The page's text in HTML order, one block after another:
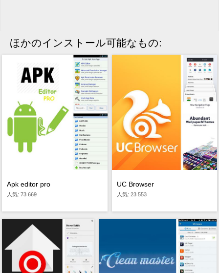
ほかのインストール可能なもの:
Apk editor pro
人気: 73 669
UC Browser
人気: 23 553